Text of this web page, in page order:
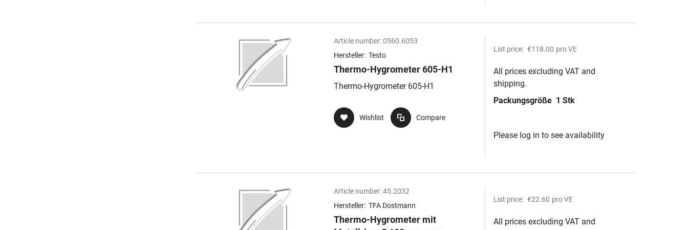
Article number:0560.6053
Hersteller: Testo
Thermo-Hygrometer 605-H1
Thermo-Hygrometer 605-H1
Wishlist Compare
List price: €118.00 pro VE
All prices excluding VAT and
shipping.
Packungsgröße 1 Stk
Please log in to see availability
Article number:45.2032
Hersteller: TFA Dostmann
Thermo-Hygrometer mit
List price: €22.60 pro VE
All prices excluding VAT and